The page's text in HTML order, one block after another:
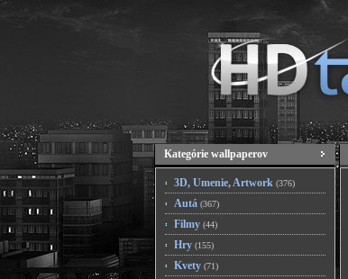
Kategórie wallpaperov
3D, Umenie, Artwork (376)
Autá (367)
Filmy (44)
Hry (155)
Kvety (71)